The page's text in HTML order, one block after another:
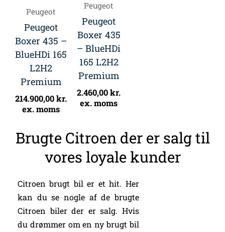
Peugeot
Peugeot
Boxer 435 –
BlueHDi 165
L2H2
Premium
214.900,00kr.
ex. moms
Peugeot
Peugeot
Boxer 435
– BlueHDi
165 L2H2
Premium
2.460,00kr.
ex. moms
Brugte Citroen der er salg til
vores loyale kunder
Citroen brugt bil er et hit. Her
kan du se nogle af de brugte
Citroen biler der er salg. Hvis
du drømmer om en ny brugt bil